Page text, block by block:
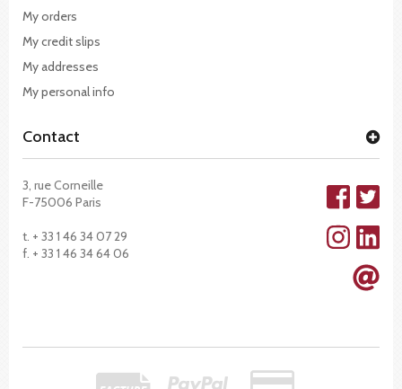
My orders
My credit slips
My addresses
My personal info
Contact
3, rue Corneille
F-75006 Paris
t. + 33 1 46 34 07 29
f. + 33 1 46 34 64 06